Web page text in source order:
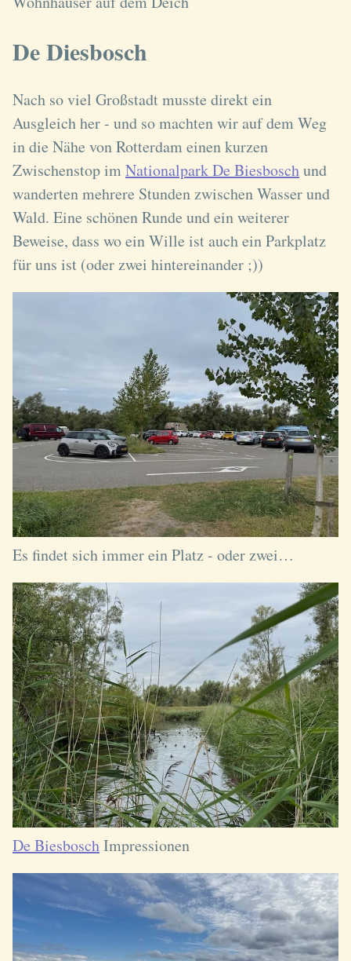
De Diesbosch
Nach so viel Großstadt musste direkt ein
Ausgleich her - und so machten wir auf dem Weg
in die Nähe von Rotterdam einen kurzen
Zwischenstop imNationalpark De Biesboschund
wanderten mehrere Stunden zwischen Wasser und
Wald. Eine schönen Runde und ein weiterer
Beweise, dass wo ein Wille ist auch ein Parkplatz
für uns ist (oder zwei hintereinander ;))
Es findet sich immer ein Platz - oder zwei…
De BiesboschImpressionen